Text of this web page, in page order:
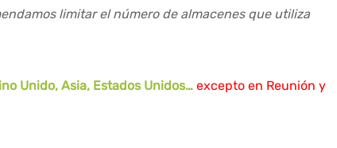
limitar el número de almacenes que utiliza
Unido, Asia, Estados Unidos… excepto en Reunión y